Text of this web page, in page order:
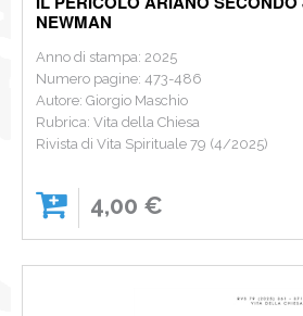
NEWMAN
Anno di stampa: 2025
Numero pagine: 473-486
Autore: Giorgio Maschio
Rubrica: Vita della Chiesa
Rivista di Vita Spirituale 79 (4/2025)
4,00 €